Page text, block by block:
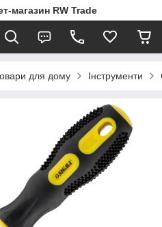
магазин RW Trade
для дому Інструменти